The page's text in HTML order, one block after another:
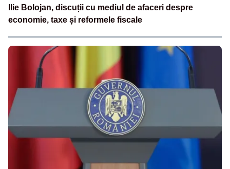
Ilie Bolojan, discuții cu mediul de afaceri despre
economie, taxe și reformele fiscale